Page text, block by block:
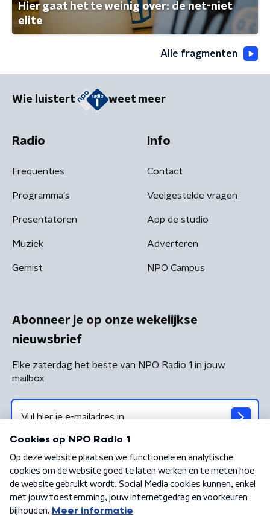
Hier gaat het te weinig over: de net-niet
elite
Alle fragmenten
Wie luistert weet meer
Radio
Frequenties
Programma's
Presentatoren
Muziek
Gemist
Info
Contact
Veelgestelde vragen
App de studio
Adverteren
NPO Campus
Abonneer je op onze wekelijkse
nieuwsbrief
Elke zaterdag het beste van NPO Radio 1 in jouw
mailbox
Algemene voorwaarden Privacybeleid